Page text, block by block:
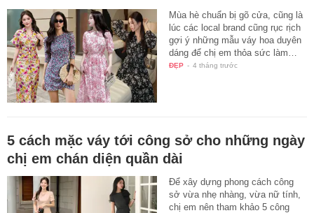
Mùa hè chuẩn bị gõ cửa, cũng là
lúc các local brand cũng rục rịch
gợi ý những mẫu váy hoa duyên
dáng để chị em thỏa sức làm…
ĐẸP - 4 tháng trước
5 cách mặc váy tới công sở cho những ngày
chị em chán diện quần dài
Để xây dựng phong cách công
sở vừa nhẹ nhàng, vừa nữ tính,
chị em nên tham khảo 5 công